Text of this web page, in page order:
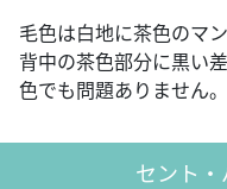
毛色は白地に茶色のマ
背中の茶色部分に黒い
色でも問題ありません。
セント